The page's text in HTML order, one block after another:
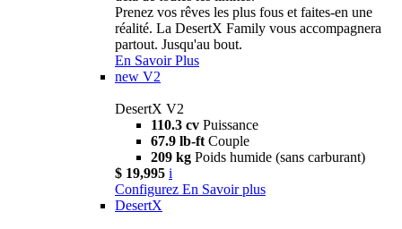
Prenez vos rêves les plus fous et faites-en une
réalité. La DesertX Family vous accompagnera
partout. Jusqu'au bout.
En Savoir Plus
new V2
DesertX V2
110.3 cv Puissance
67.9 lb-ft Couple
209 kg Poids humide (sans carburant)
$ 19,995 i
Configurez En Savoir plus
DesertX